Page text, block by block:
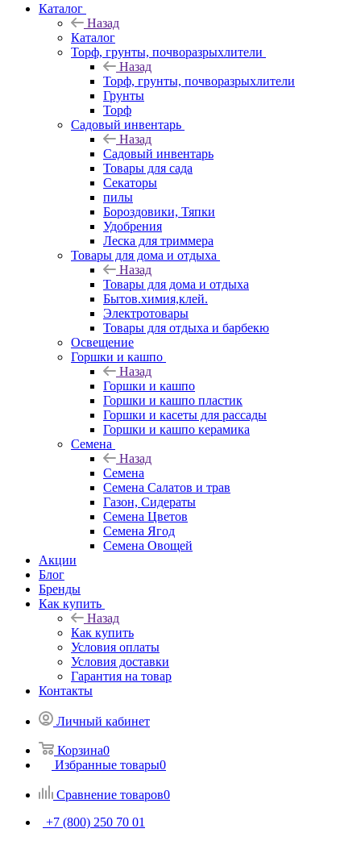
Каталог
Назад
Каталог
Торф, грунты, почворазрыхлители
Назад
Торф, грунты, почворазрыхлители
Грунты
Торф
Садовый инвентарь
Назад
Садовый инвентарь
Товары для сада
Секаторы
пилы
Бороздовики, Тяпки
Удобрения
Леска для триммера
Товары для дома и отдыха
Назад
Товары для дома и отдыха
Бытов.химия,клей.
Электротовары
Товары для отдыха и барбекю
Освещение
Горшки и кашпо
Назад
Горшки и кашпо
Горшки и кашпо пластик
Горшки и касеты для рассады
Горшки и кашпо керамика
Семена
Назад
Семена
Семена Салатов и трав
Газон, Сидераты
Семена Цветов
Семена Ягод
Семена Овощей
Акции
Блог
Бренды
Как купить
Назад
Как купить
Условия оплаты
Условия доставки
Гарантия на товар
Контакты
Личный кабинет
Корзина0
Избранные товары0
Сравнение товаров0
+7 (800) 250 70 01